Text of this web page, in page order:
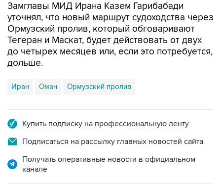
Замглавы МИД Ирана Казем Гарибабади
уточнял, что новый маршрут судоходства через
Ормузский пролив, который обговаривают
Тегеран и Маскат, будет действовать от двух
до четырех месяцев или, если это потребуется,
дольше.
Иран Оман Ормузский пролив
Купить подписку на профессиональную ленту
Подписаться на рассылку главных новостей сайта
Получать оперативные новости в официальном
канале